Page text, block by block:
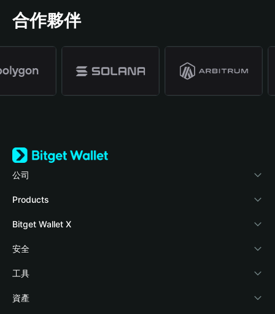
合作夥伴
公司
關於 Bitget Wallet
部落格
學院
加密資訊
幫助中心
Products
Crypto Card
Stablecoin Earn
Payfi Crypto
Crypto Swap API
Bitget Wallet X
開發者文件
連接錢包
Bitget Wallet Pay
安全
風險保障基金
安全防護技術
工具
快捷買幣
資產